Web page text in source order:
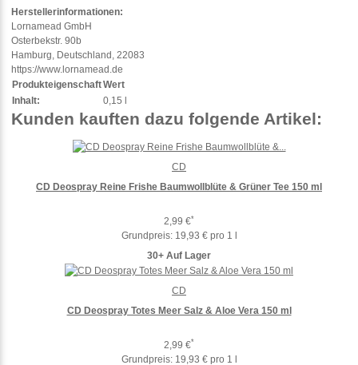
Herstellerinformationen:
Lornamead GmbH
Osterbekstr. 90b
Hamburg, Deutschland, 22083
https://www.lornamead.de
ProdukteigenschaftWert
Inhalt:
0,15 l
Kunden kauften dazu folgende Artikel:
CD Deospray Reine Frishe Baumwollblüte & Grüner Tee 150 ml
2,99 €*
Grundpreis: 19,93 € pro 1 l
30+ Auf Lager
CD
CD Deospray Totes Meer Salz & Aloe Vera 150 ml
2,99 €*
Grundpreis: 19,93 € pro 1 l
CD